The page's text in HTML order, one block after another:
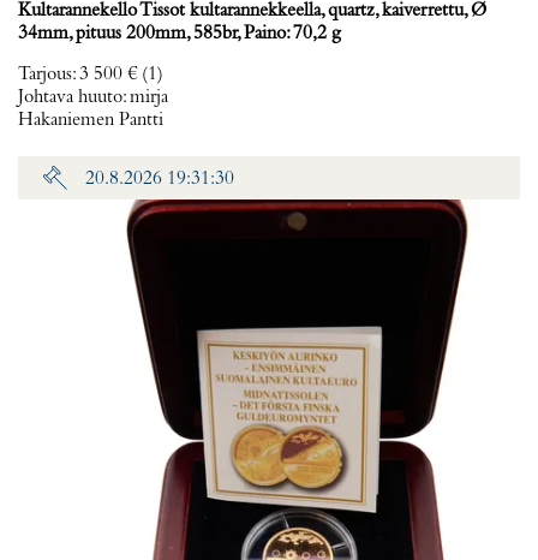
Kultarannekello Tissot kultarannekkeella, quartz, kaiverrettu, Ø
34mm, pituus 200mm, 585br, Paino: 70,2 g
Tarjous:3 500 € (1)
Johtava huuto:mirja
Hakaniemen Pantti
20.8.2026 19:31:30